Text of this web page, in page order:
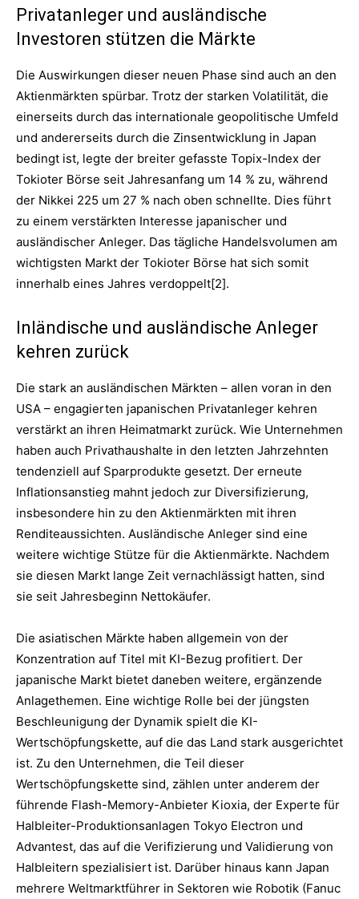
Privatanleger und ausländische
Investoren stützen die Märkte
Die Auswirkungen dieser neuen Phase sind auch an den
Aktienmärkten spürbar. Trotz der starken Volatilität, die
einerseits durch das internationale geopolitische Umfeld
und andererseits durch die Zinsentwicklung in Japan
bedingt ist, legte der breiter gefasste Topix-Index der
Tokioter Börse seit Jahresanfang um 14 % zu, während
der Nikkei 225 um 27 % nach oben schnellte. Dies führt
zu einem verstärkten Interesse japanischer und
ausländischer Anleger. Das tägliche Handelsvolumen am
wichtigsten Markt der Tokioter Börse hat sich somit
innerhalb eines Jahres verdoppelt[2].
Inländische und ausländische Anleger
kehren zurück
Die stark an ausländischen Märkten – allen voran in den
USA – engagierten japanischen Privatanleger kehren
verstärkt an ihren Heimatmarkt zurück. Wie Unternehmen
haben auch Privathaushalte in den letzten Jahrzehnten
tendenziell auf Sparprodukte gesetzt. Der erneute
Inflationsanstieg mahnt jedoch zur Diversifizierung,
insbesondere hin zu den Aktienmärkten mit ihren
Renditeaussichten. Ausländische Anleger sind eine
weitere wichtige Stütze für die Aktienmärkte. Nachdem
sie diesen Markt lange Zeit vernachlässigt hatten, sind
sie seit Jahresbeginn Nettokäufer.
Die asiatischen Märkte haben allgemein von der
Konzentration auf Titel mit KI-Bezug profitiert. Der
japanische Markt bietet daneben weitere, ergänzende
Anlagethemen. Eine wichtige Rolle bei der jüngsten
Beschleunigung der Dynamik spielt die KI-
Wertschöpfungskette, auf die das Land stark ausgerichtet
ist. Zu den Unternehmen, die Teil dieser
Wertschöpfungskette sind, zählen unter anderem der
führende Flash-Memory-Anbieter Kioxia, der Experte für
Halbleiter-Produktionsanlagen Tokyo Electron und
Advantest, das auf die Verifizierung und Validierung von
Halbleitern spezialisiert ist. Darüber hinaus kann Japan
mehrere Weltmarktführer in Sektoren wie Robotik (Fanuc